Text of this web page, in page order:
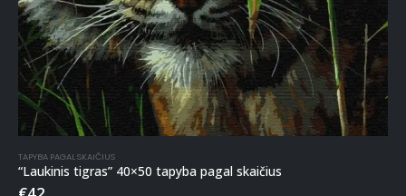
TAPYBA PAGAL SKAIČIUS
“Laukinis tigras” 40×50 tapyba pagal skaičius